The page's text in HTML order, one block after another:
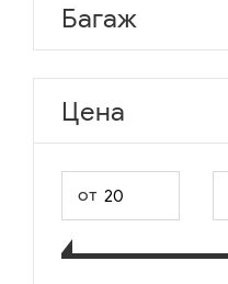
Багаж
Цена
от